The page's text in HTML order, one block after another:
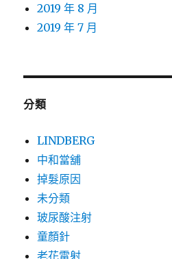
2019 年 8 月
2019 年 7 月
分類
LINDBERG
中和當舖
掉髮原因
未分類
玻尿酸注射
童顏針
老花雷射